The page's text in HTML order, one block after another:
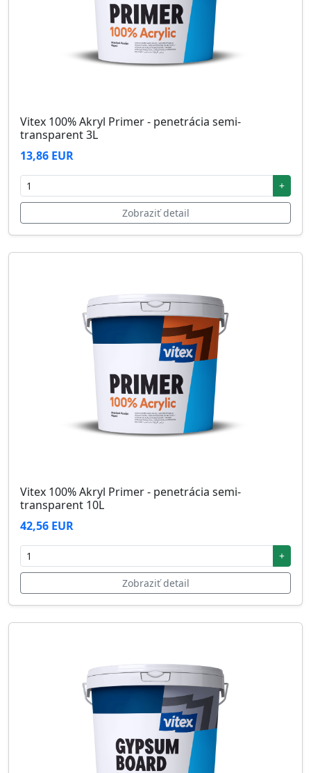
Vitex 100% Akryl Primer - penetrácia semi-
transparent 3L
13,86 EUR
+
Zobraziť detail
Vitex 100% Akryl Primer - penetrácia semi-
transparent 10L
42,56 EUR
+
Zobraziť detail